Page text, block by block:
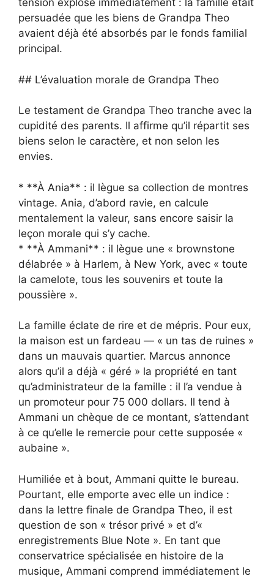
tension explose immédiatement : la famille était
persuadée que les biens de Grandpa Theo
avaient déjà été absorbés par le fonds familial
principal.
## L’évaluation morale de Grandpa Theo
Le testament de Grandpa Theo tranche avec la
cupidité des parents. Il affirme qu’il répartit ses
biens selon le caractère, et non selon les
envies.
* **À Ania** : il lègue sa collection de montres
vintage. Ania, d’abord ravie, en calcule
mentalement la valeur, sans encore saisir la
leçon morale qui s’y cache.
* **À Ammani** : il lègue une « brownstone
délabrée » à Harlem, à New York, avec « toute
la camelote, tous les souvenirs et toute la
poussière ».
La famille éclate de rire et de mépris. Pour eux,
la maison est un fardeau — « un tas de ruines »
dans un mauvais quartier. Marcus annonce
alors qu’il a déjà « géré » la propriété en tant
qu’administrateur de la famille : il l’a vendue à
un promoteur pour 75 000 dollars. Il tend à
Ammani un chèque de ce montant, s’attendant
à ce qu’elle le remercie pour cette supposée «
aubaine ».
Humiliée et à bout, Ammani quitte le bureau.
Pourtant, elle emporte avec elle un indice :
dans la lettre finale de Grandpa Theo, il est
question de son « trésor privé » et d’«
enregistrements Blue Note ». En tant que
conservatrice spécialisée en histoire de la
musique, Ammani comprend immédiatement le